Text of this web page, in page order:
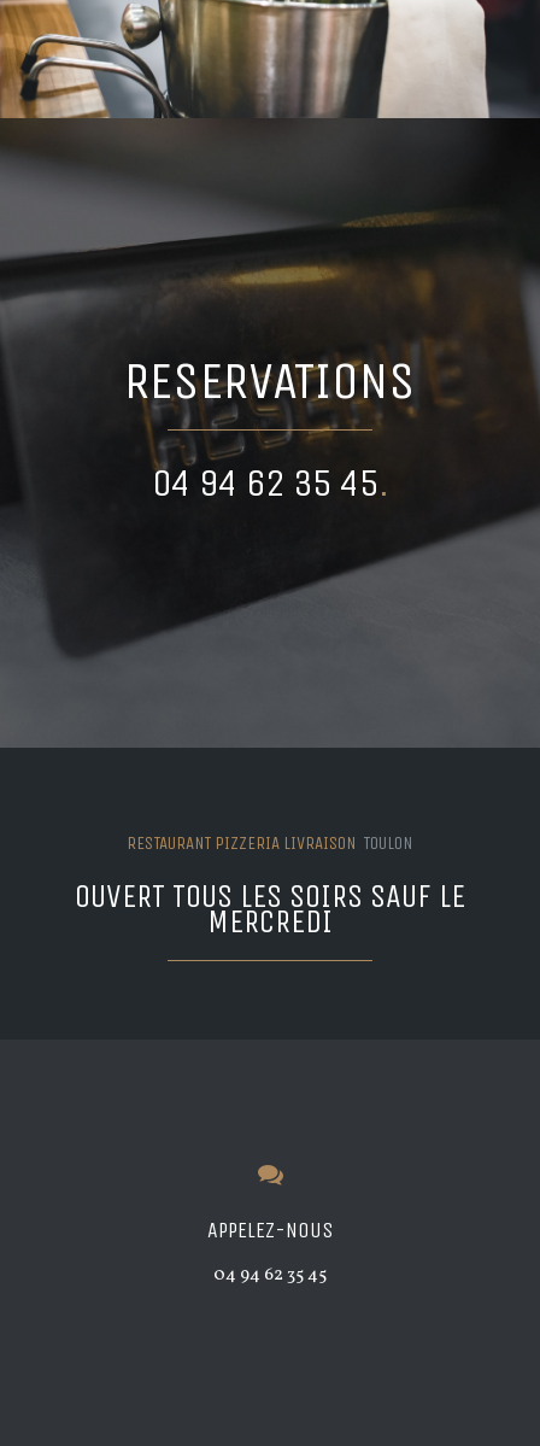
RESERVATIONS
04 94 62 35 45.
RESTAURANT PIZZERIA LIVRAISON TOULON
OUVERT TOUS LES SOIRS SAUF LE
MERCREDI
APPELEZ-NOUS
04 94 62 35 45